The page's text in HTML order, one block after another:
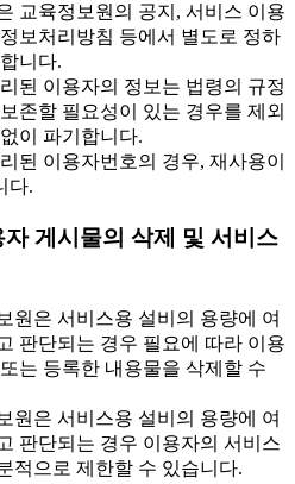
교육정보원의 공지, 서비스 이용
보처리방침 등에서 별도로 정하
니다.
된 이용자의 정보는 법령의 규정
존할 필요성이 있는 경우를 제외
이 파기합니다.
된 이용자번호의 경우, 재사용이
다.
게시물의 삭제 및 서비스
원은 서비스용 설비의 용량에 여
판단되는 경우 필요에 따라 이용
는 등록한 내용물을 삭제할 수
원은 서비스용 설비의 용량에 여
판단되는 경우 이용자의 서비스
적으로 제한할 수 있습니다.